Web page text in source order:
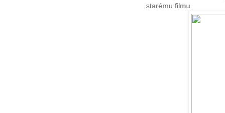
starému filmu.